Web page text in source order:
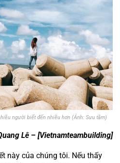
người biết đến nhiều hơn (Ảnh: Sưu tầm)
Lê – [Vietnamteambuilding]
này của chúng tôi. Nếu thấy